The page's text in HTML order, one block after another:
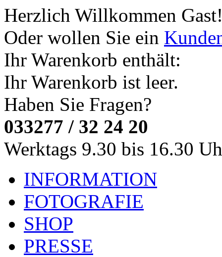
Herzlich Willkommen
Oder wollen Sie ein
Ihr Warenkorb enthält:
Ihr Warenkorb ist leer.
Haben Sie Fragen?
033277 / 32 24 20
Werktags 9.30 bis 16.30
INFORMATION
FOTOGRAFIE
SHOP
PRESSE